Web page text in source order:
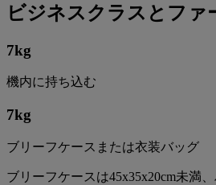
ビジネスクラスとファ
7kg
機内に持ち込む
7kg
ブリーフケースまたは衣装バッグ
ブリーフケースは45x35x20cm未満